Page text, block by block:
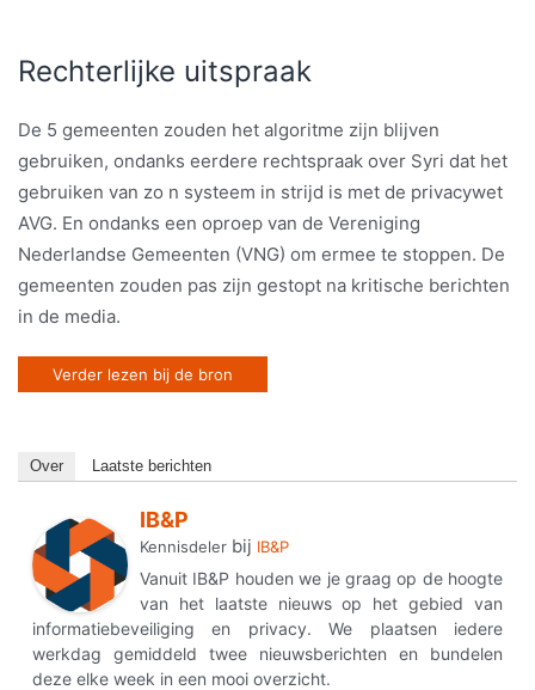
Rechterlijke uitspraak
De 5 gemeenten zouden het algoritme zijn blijven
gebruiken, ondanks eerdere rechtspraak over Syri dat het
gebruiken van zo n systeem in strijd is met de privacywet
AVG. En ondanks een oproep van de Vereniging
Nederlandse Gemeenten (VNG) om ermee te stoppen. De
gemeenten zouden pas zijn gestopt na kritische berichten
in de media.
Verder lezen bij de bron
Over Laatste berichten
IB&P
Kennisdeler bij IB&P
Vanuit IB&P houden we je graag op de hoogte
van het laatste nieuws op het gebied van
informatiebeveiliging en privacy. We plaatsen iedere
werkdag gemiddeld twee nieuwsberichten en bundelen
deze elke week in een mooi overzicht.